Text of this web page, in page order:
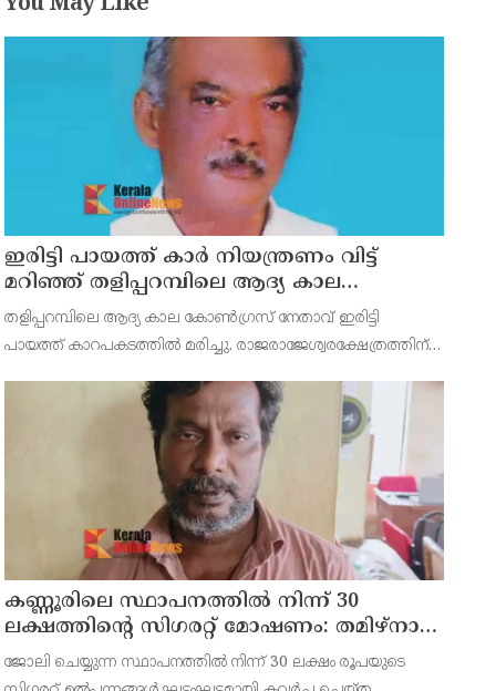
ഇരിട്ടി പായത്ത് കാർ നിയന്ത്രണം വിട്ട്
മറിഞ്ഞ് തളിപ്പറമ്പിലെ ആദ്യ കാല
കോണ്‍ഗ്രസ് നേതാവ് മരിച്ചു
തളിപ്പറമ്പിലെ ആദ്യ കാല കോണ്‍ഗ്രസ് നേതാവ് ഇരിട്ടി
പായത്ത് കാറപകടത്തില്‍ മരിച്ചു. രാജരാജേശ്വരക്ഷേത്രത്തിന്
എം.കെ.കേശവനാ(74)ണ് മരിച്ചത്.
കണ്ണൂരിലെ സ്ഥാപനത്തിൽ നിന്ന് 30
ലക്ഷത്തിന്റെ സിഗരറ്റ് മോഷണം: തമിഴ്‌നാട്
സ്വദേശിയായ സെയിൽസ്മാൻ
തെങ്കാശിയിൽ പിടിയിൽ
ജോലി ചെയ്യുന്ന സ്ഥാപനത്തിൽ നിന്ന് 30 ലക്ഷം രൂപയുടെ